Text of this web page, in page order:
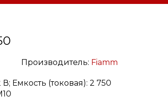
Производитель: Fiamm
Емкость (токовая): 2 750